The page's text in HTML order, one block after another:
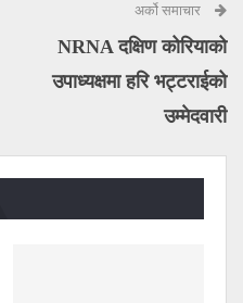
अर्को समाचार
NRNA दक्षिण कोरियाको
उपाध्यक्षमा हरि भट्टराईको
उम्मेदवारी